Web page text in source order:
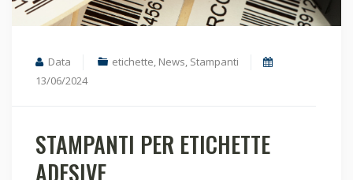
Data etichette, News, Stampanti
13/06/2024
STAMPANTI PER ETICHETTE
ADESIVE